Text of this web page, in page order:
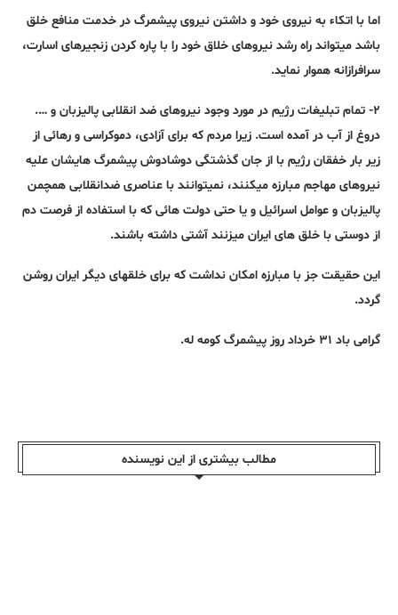
اما با اتکاء به نیروی خود و داشتن نیروی پیشمرگ در خدمت منافع خلق
باشد میتواند راه رشد نیروهای خلاق خود را با پاره کردن زنجیرهای اسارت،
سرافرازانه هموار نماید.
۲- تمام تبلیغات رژیم در مورد وجود نیروهای ضد انقلابی پالیزبان و ….
دروغ از آب در آمده است. زیرا مردم که برای آزادی، دموکراسی و رهائی از
زیر بار خفقان رژیم با از جان گذشتگی دوشادوش پیشمرگ هایشان علیه
نیروهای مهاجم مبارزه میکنند، نمیتوانند با عناصری ضدانقلابی همچمن
پالیزبان و عوامل اسرائیل و یا حتی دولت هائی که با استفاده از فرصت دم
از دوستی با خلق های ایران میزنند آشتی داشته باشند.
این حقیقت جز با مبارزه امکان نداشت که برای خلقهای دیگر ایران روشن
گردد.
گرامی باد ۳۱ خرداد روز پیشمرگ کومه له.
مطالب بیشتری از این نویسندە